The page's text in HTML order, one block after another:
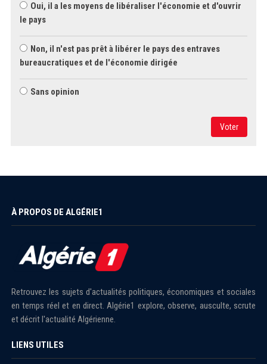
Oui, il a les moyens de libéraliser l'économie et d'ouvrir
le pays
Non, il n'est pas prêt à libérer le pays des entraves
bureaucratiques et de l'économie dirigée
Sans opinion
Voter
À PROPOS DE ALGÉRIE1
Retrouvez les sujets d'actualités politiques, économiques et sociales
en temps réel et en direct. Algérie1 explore, observe, ausculte, scrute
et décrit l'actualité Algérienne.
LIENS UTILES